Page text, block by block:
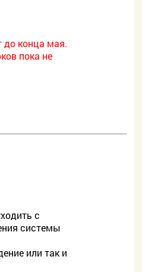
до конца мая.
пока не
с
системы
или так и